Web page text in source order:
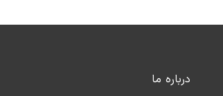
درباره ما